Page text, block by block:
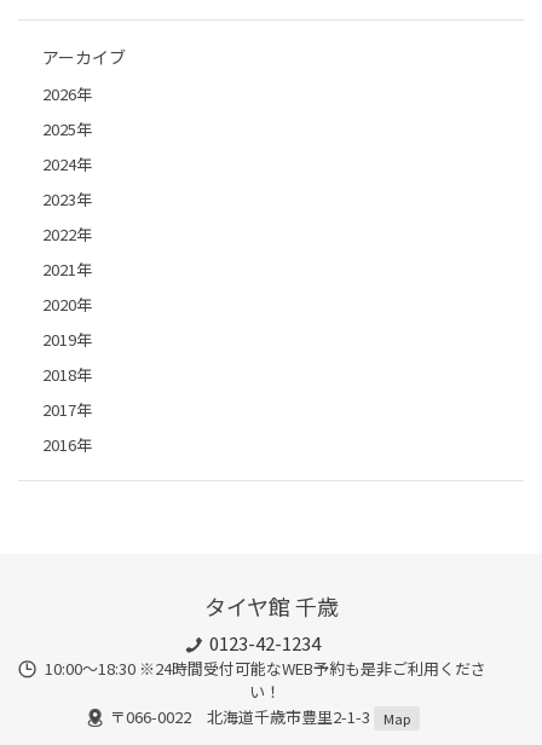
アーカイブ
2026年
2025年
2024年
2023年
2022年
2021年
2020年
2019年
2018年
2017年
2016年
タイヤ館 千歳
0123-42-1234
10:00～18:30 ※24時間受付可能なWEB予約も是非ご利用くださ
い！
〒066-0022 北海道千歳市豊里2-1-3
Map